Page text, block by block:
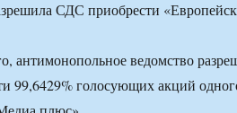
антимонопольное ведомство
99,6429% голосующих акций